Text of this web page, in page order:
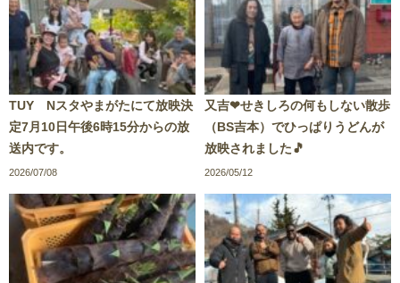
TUY Nスタやまがたにて放映決
定7月10日午後6時15分からの放
送内です。
2026/07/08
又吉❤せきしろの何もしない散歩
（BS吉本）でひっぱりうどんが
放映されました🎵
2026/05/12